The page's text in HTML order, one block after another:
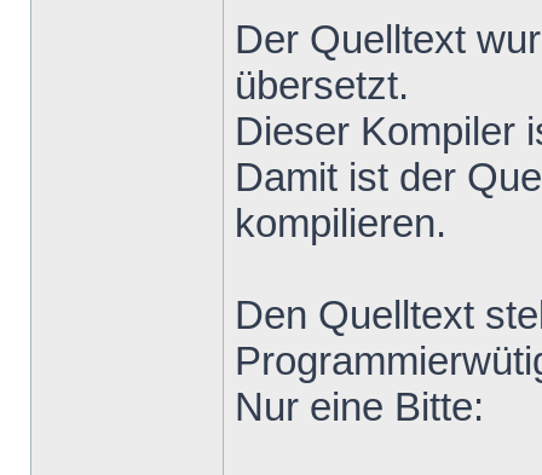
Der Quelltext
übersetzt.
Dieser Kompiler
Damit ist der
kompilieren.
Den Quelltext
Nur eine Bitte: